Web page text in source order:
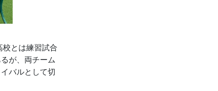
とは練習試合
が、両チーム
バルとして切